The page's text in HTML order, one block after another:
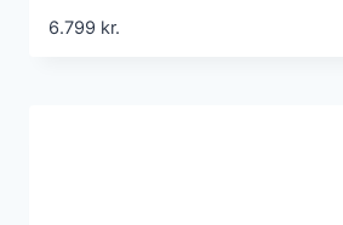
6.799 kr.